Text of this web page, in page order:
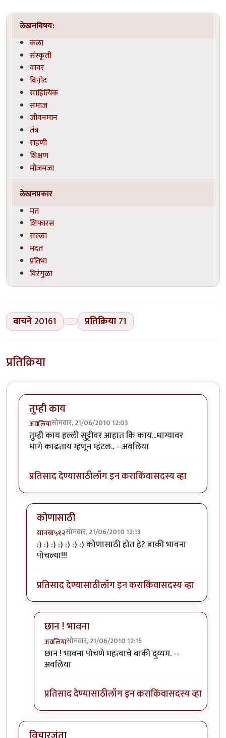
लेखनविषय:
कला
संस्कृती
वावर
विनोद
साहित्यिक
समाज
जीवनमान
तंत्र
राहणी
शिक्षण
मौजमजा
लेखनप्रकार
मत
शिफारस
सल्ला
मदत
प्रतिभा
विरंगुळा
वाचने 20161 प्रतिक्रिया 71
प्रतिक्रिया
तुम्ही काय
अवलियासोमवार, 21/06/2010 12:03
तुम्ही काय हल्ली सुट्टीवर आहात कि काय...धाग्यावर
धागे काढताय म्हणून म्हंटल.. --अवलिया
प्रतिसाद देण्यासाठीलॉग इन कराकिंवासदस्य व्हा
कोणासाठी
शानबा५१२सोमवार, 21/06/2010 12:13
In reply toतुम्ही कायbyअवलिया
:) :) :) :) :) :) :) कोणासाठी होत हे? बाकी भावना
पोचल्या!!!
प्रतिसाद देण्यासाठीलॉग इन कराकिंवासदस्य व्हा
छान ! भावना
अवलियासोमवार, 21/06/2010 12:15
In reply toकोणासाठीbyशानबा५१२
छान ! भावना पोचणे महत्वाचे बाकी दुय्यम. --
अवलिया
प्रतिसाद देण्यासाठीलॉग इन कराकिंवासदस्य व्हा